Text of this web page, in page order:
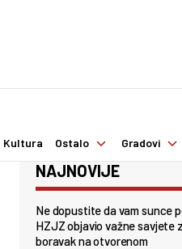
Kultura Ostalo Gradovi
NAJNOVIJE
Ne dopustite da vam sunce
HZJZ objavio važne savjete
boravak na otvorenom